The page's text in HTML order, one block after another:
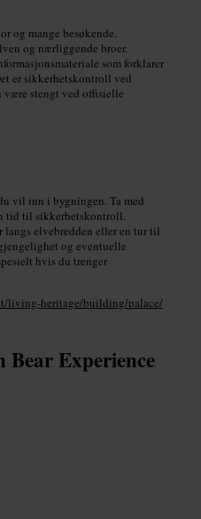
og mange besøkende.
og nærliggende broer.
som forklarer
er sikkerhetskontroll ved
være stengt ved offisielle
vil inn i bygningen. Ta med
tid til sikkerhetskontroll.
langs elvebredden eller en tur til
og eventuelle
hvis du trenger
living-heritage/building/palace/
Bear Experience